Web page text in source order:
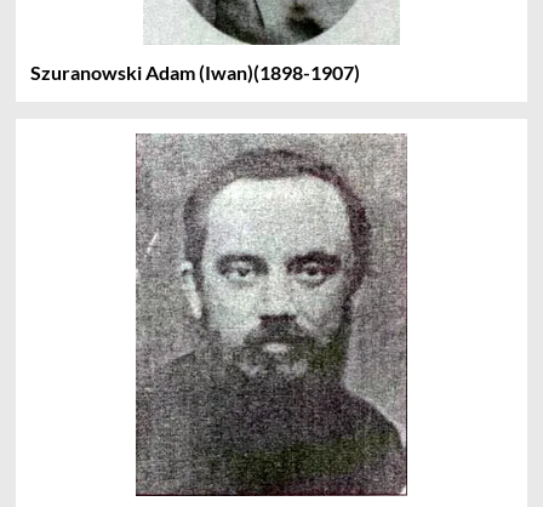
Szuranowski Adam (Iwan)(1898-1907)